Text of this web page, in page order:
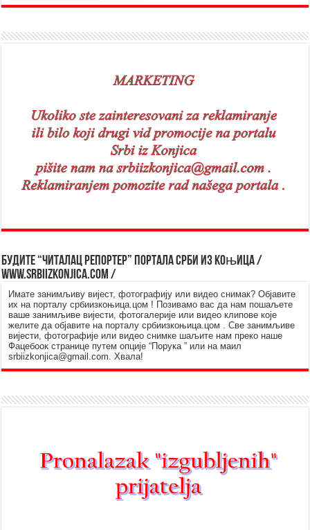
Будите “читалац репортер” портала Срби из Kоњица /
www.srbiizkonjica.com /
Имате занимљиву вијест, фотографију или видео снимак? Објавите
их на порталу србиизкоњица.цом ! Позивамо вас да нам пошаљете
ваше занимљиве вијести, фотогалерије или видео клипове које
желите да објавите на порталу србиизкоњица.цом . Све занимљиве
вијести, фотографије или видео снимке шаљите нам преко наше
Фацебоок странице путем опције “Порука ” или на маил
srbiizkonjica@gmail.com. Хвала!